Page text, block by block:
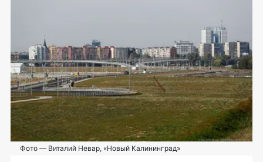
Фото — Виталий Невар, «Новый Калининград»